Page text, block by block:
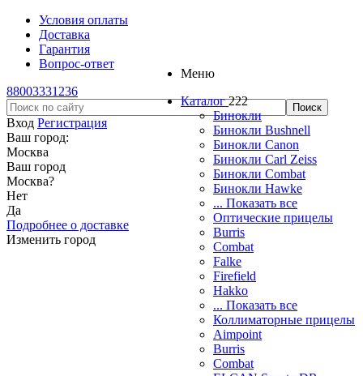
Условия оплаты
Доставка
Гарантия
Вопрос-ответ
88003331236
Вход Регистрация
Ваш город:
Москва
Ваш город
Москва?
Нет
Да
Подробнее о доставке
Изменить город
Меню
Каталог 222
Бинокли
Бинокли Bushnell
Бинокли Canon
Бинокли Carl Zeiss
Бинокли Combat
Бинокли Hawke
... Показать все
Оптические прицелы
Burris
Combat
Falke
Firefield
Hakko
... Показать все
Коллиматорные прицелы
Aimpoint
Burris
Combat